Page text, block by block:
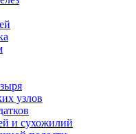
узлов
и сухожилий